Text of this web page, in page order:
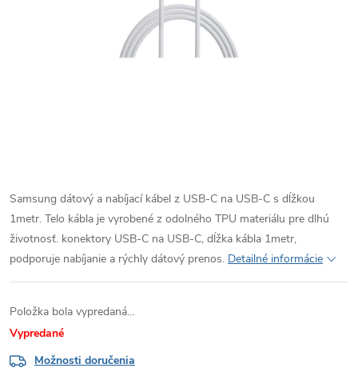
Samsung dátový a nabíjací kábel z USB-C na USB-C s dĺžkou
1metr. Telo kábla je vyrobené z odolného TPU materiálu pre dlhú
životnosť. konektory USB-C na USB-C, dĺžka kábla 1metr,
podporuje nabíjanie a rýchly dátový prenos. Detailné informácie
Položka bola vypredaná…
Vypredané
Možnosti doručenia